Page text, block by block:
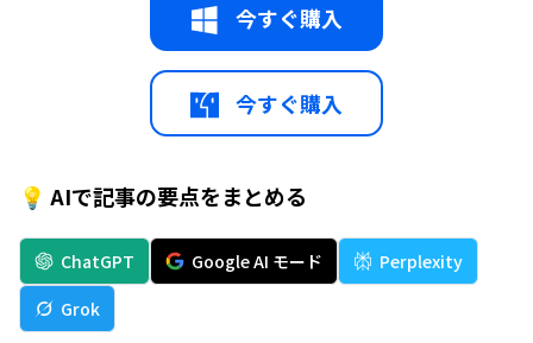
今すぐ購入
今すぐ購入
💡 AIで記事の要点をまとめる
ChatGPT Google AI モード
Perplexity
Grok